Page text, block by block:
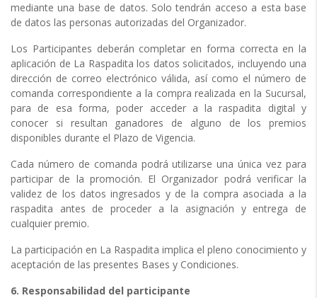
mediante una base de datos. Solo tendrán acceso a esta base
de datos las personas autorizadas del Organizador.
Los Participantes deberán completar en forma correcta en la
aplicación de La Raspadita los datos solicitados, incluyendo una
dirección de correo electrónico válida, así como el número de
comanda correspondiente a la compra realizada en la Sucursal,
para de esa forma, poder acceder a la raspadita digital y
conocer si resultan ganadores de alguno de los premios
disponibles durante el Plazo de Vigencia.
Cada número de comanda podrá utilizarse una única vez para
participar de la promoción. El Organizador podrá verificar la
validez de los datos ingresados y de la compra asociada a la
raspadita antes de proceder a la asignación y entrega de
cualquier premio.
La participación en La Raspadita implica el pleno conocimiento y
aceptación de las presentes Bases y Condiciones.
6. Responsabilidad del participante